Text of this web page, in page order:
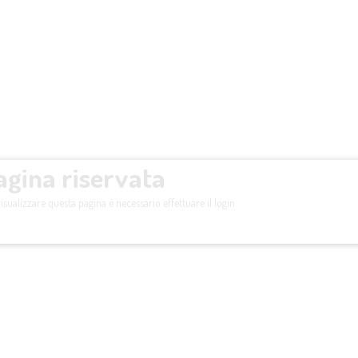
riservata
questa pagina è necessario effettuare il login